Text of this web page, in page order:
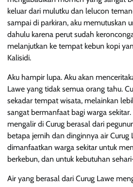
keluar dari mulutku dan lelucon
sampai di parkiran, aku memutuskan
dahulu karena perut sudah
melanjutkan ke tempat kebun kopi
Kalisidi.
Aku hampir lupa. Aku akan
Lawe yang tidak semua orang tahu.
sekadar tempat wisata, melainkan
sangat bermanfaat bagi warga
mengalir di Curug berasal dari
betapa jernih dan dinginnya air Curug
dimanfaatkan warga sekitar untuk
berkebun, dan untuk kebutuhan
Air yang berasal dari Curug Lawe